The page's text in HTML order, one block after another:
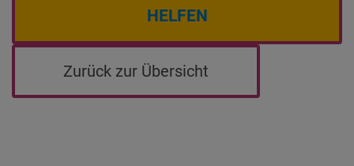
HELFEN
Zurück zur Übersicht